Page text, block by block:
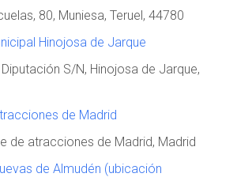
80, Muniesa, Teruel, 44780
Hinojosa de Jarque
S/N, Hinojosa de Jarque,
de Madrid
de atracciones de Madrid, Madrid
de Almudén (ubicación